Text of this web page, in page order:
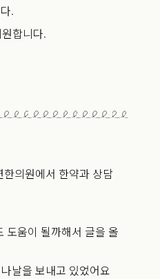
.
합니다.
의원에서 한약과 상담
도움이 될까해서 글을 올
날을 보내고 있었어요